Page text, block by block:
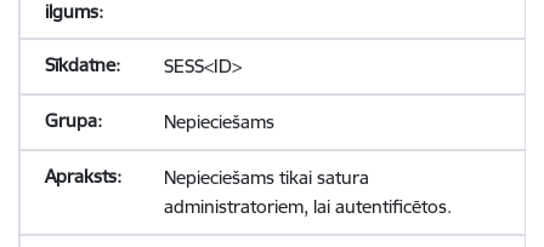
SESS<ID>
Nepieciešams
Nepieciešams tikai satura
administratoriem, lai autentificētos.